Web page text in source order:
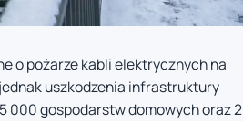
o pożarze kabli elektrycznych na
uszkodzenia infrastruktury
000 gospodarstw domowych oraz 2